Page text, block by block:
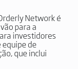
Network é
para a
investidores
de
que inclui